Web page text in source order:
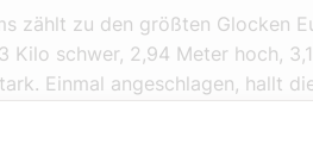
zählt zu den größten Glocken
Kilo schwer, 2,94 Meter hoch,
Einmal angeschlagen, hallt
hängt die Pummerin seit 1957.
verheerenden Brandes in der